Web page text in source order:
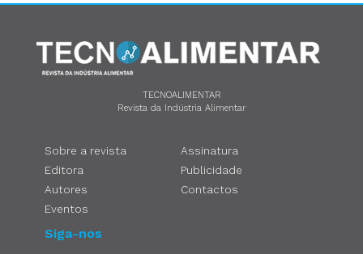
TECNOALIMENTAR
Revista da Indústria Alimentar
Sobre a revista
Editora
Autores
Eventos
Assinatura
Publicidade
Contactos
Siga-nos